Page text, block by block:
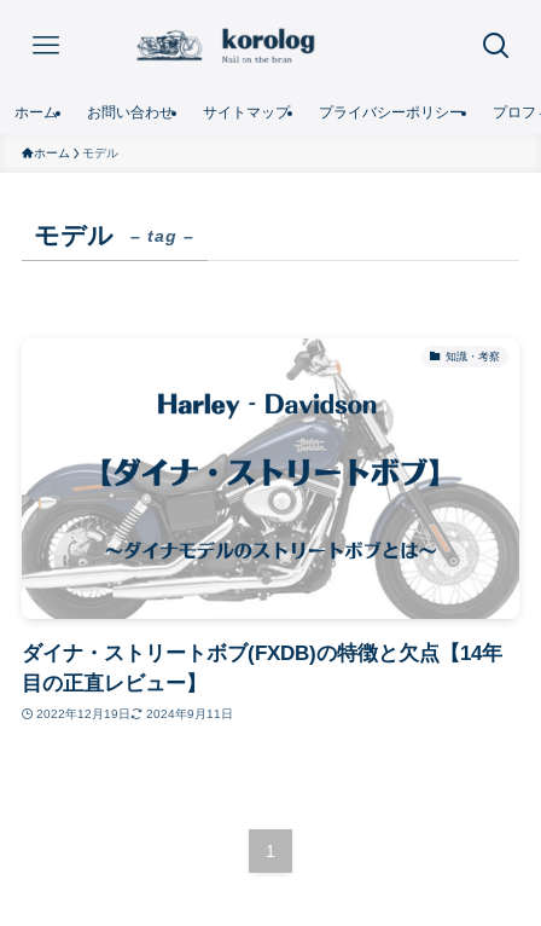
ホーム お問い合わせ サイトマップ プライバシーポリシー プロフ
ホーム モデル
モデル – tag –
知識・考察
ダイナ・ストリートボブ(FXDB)の特徴と欠点【14年
目の正直レビュー】
2022年12月19日 2024年9月11日
1